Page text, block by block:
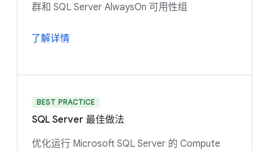
群和 SQL Server AlwaysOn 可用性组
了解详情
BEST PRACTICE
SQL Server 最佳做法
优化运行 Microsoft SQL Server 的 Compute